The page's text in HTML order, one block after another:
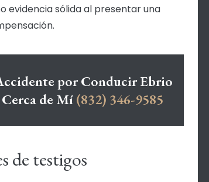
evidencia sólida al presentar una
por Conducir Ebrio
de Mí(832) 346-9585
de testigos